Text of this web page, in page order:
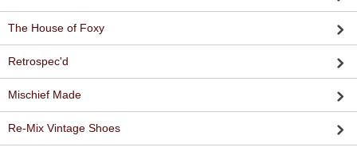
The House of Foxy
Retrospec'd
Mischief Made
Re-Mix Vintage Shoes